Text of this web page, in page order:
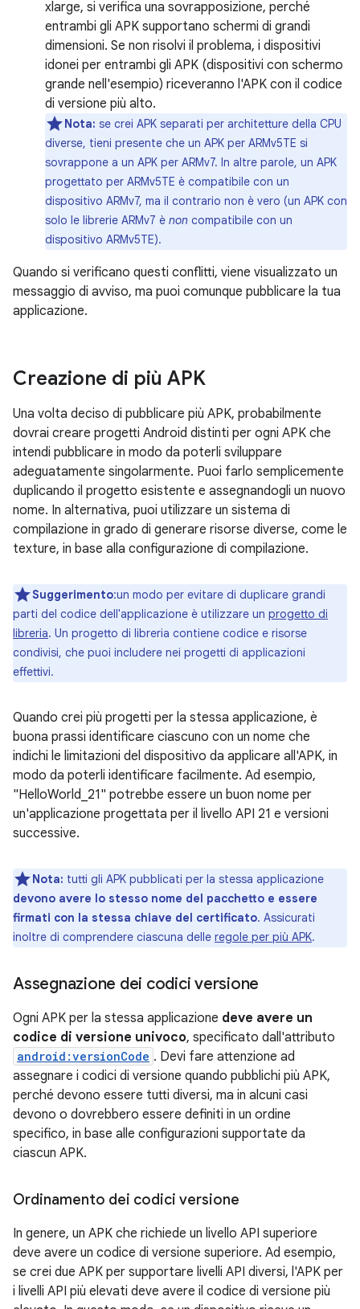
xlarge, si verifica una sovrapposizione, perché
entrambi gli APK supportano schermi di grandi
dimensioni. Se non risolvi il problema, i dispositivi
idonei per entrambi gli APK (dispositivi con schermo
grande nell'esempio) riceveranno l'APK con il codice
di versione più alto.
Nota: se crei APK separati per architetture della CPU
diverse, tieni presente che un APK per ARMv5TE si
sovrappone a un APK per ARMv7. In altre parole, un APK
progettato per ARMv5TE è compatibile con un
dispositivo ARMv7, ma il contrario non è vero (un APK con
solo le librerie ARMv7 è non compatibile con un
dispositivo ARMv5TE).
Quando si verificano questi conflitti, viene visualizzato un
messaggio di avviso, ma puoi comunque pubblicare la tua
applicazione.
Creazione di più APK
Una volta deciso di pubblicare più APK, probabilmente
dovrai creare progetti Android distinti per ogni APK che
intendi pubblicare in modo da poterli sviluppare
adeguatamente singolarmente. Puoi farlo semplicemente
duplicando il progetto esistente e assegnandogli un nuovo
nome. In alternativa, puoi utilizzare un sistema di
compilazione in grado di generare risorse diverse, come le
texture, in base alla configurazione di compilazione.
Suggerimento:un modo per evitare di duplicare grandi
parti del codice dell'applicazione è utilizzare un progetto di
libreria. Un progetto di libreria contiene codice e risorse
condivisi, che puoi includere nei progetti di applicazioni
effettivi.
Quando crei più progetti per la stessa applicazione, è
buona prassi identificare ciascuno con un nome che
indichi le limitazioni del dispositivo da applicare all'APK, in
modo da poterli identificare facilmente. Ad esempio,
"HelloWorld_21" potrebbe essere un buon nome per
un'applicazione progettata per il livello API 21 e versioni
successive.
Nota: tutti gli APK pubblicati per la stessa applicazione
devono avere lo stesso nome del pacchetto e essere
firmati con la stessa chiave del certificato. Assicurati
inoltre di comprendere ciascuna delle regole per più APK.
Assegnazione dei codici versione
Ogni APK per la stessa applicazione deve avere un
codice di versione univoco, specificato dall'attributo
android:versionCode . Devi fare attenzione ad
assegnare i codici di versione quando pubblichi più APK,
perché devono essere tutti diversi, ma in alcuni casi
devono o dovrebbero essere definiti in un ordine
specifico, in base alle configurazioni supportate da
ciascun APK.
Ordinamento dei codici versione
In genere, un APK che richiede un livello API superiore
deve avere un codice di versione superiore. Ad esempio,
se crei due APK per supportare livelli API diversi, l'APK per
i livelli API più elevati deve avere il codice di versione più